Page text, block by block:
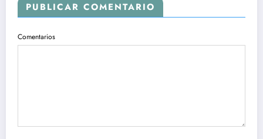
PUBLICAR COMENTARIO
Comentarios